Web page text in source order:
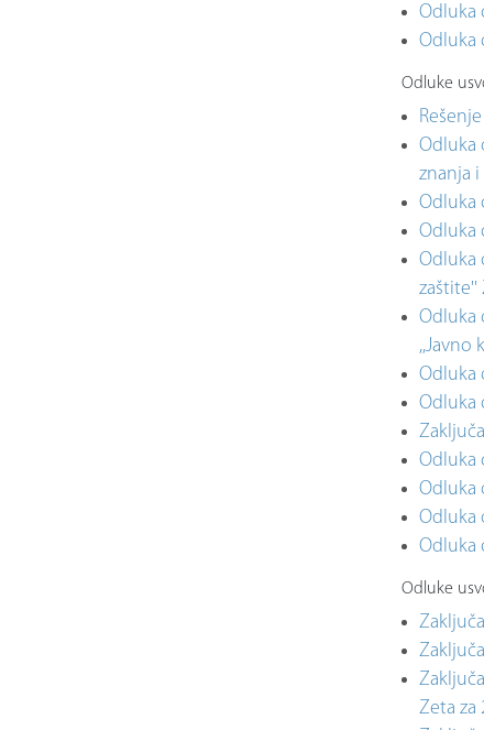
Odluka
Odluka
Odluke
Odluka
znanja
Odluka
Odluka
Odluka
zaštite''
Odluka
,,Javno
Odluka
Odluka
Odluka
Odluka
Odluka
Odluka
Odluke
Zeta za